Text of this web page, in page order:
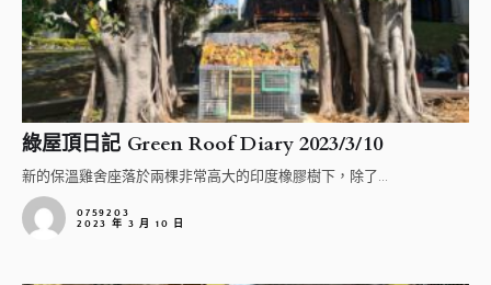
綠屋頂日記 Green Roof Diary 2023/3/10
新的保溫雞舍座落於兩棵非常高大的印度橡膠樹下，除了...
0759203
2023 年 3 月 10 日